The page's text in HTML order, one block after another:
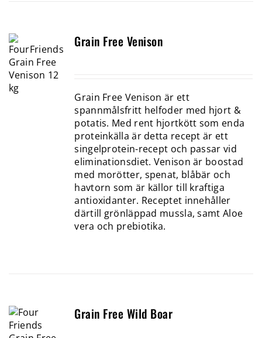
Grain Free Venison
Grain Free Venison är ett
spannmålsfritt helfoder med hjort &
potatis. Med rent hjortkött som enda
proteinkälla är detta recept är ett
singelprotein-recept och passar vid
eliminationsdiet. Venison är boostad
med morötter, spenat, blåbär och
havtorn som är källor till kraftiga
antioxidanter. Receptet innehåller
därtill grönläppad mussla, samt Aloe
vera och prebiotika.
Grain Free Wild Boar